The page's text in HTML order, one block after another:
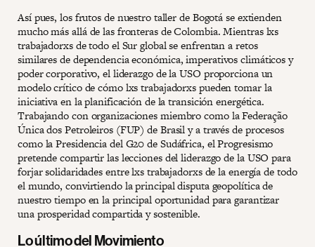
Así pues, los frutos de nuestro taller de Bogotá se extienden
mucho más allá de las fronteras de Colombia. Mientras lxs
trabajadorxs de todo el Sur global se enfrentan a retos
similares de dependencia económica, imperativos climáticos y
poder corporativo, el liderazgo de la USO proporciona un
modelo crítico de cómo lxs trabajadorxs pueden tomar la
iniciativa en la planificación de la transición energética.
Trabajando con organizaciones miembro como la Federação
Única dos Petroleiros (FUP) de Brasil y a través de procesos
como la Presidencia del G20 de Sudáfrica, el Progresismo
pretende compartir las lecciones del liderazgo de la USO para
forjar solidaridades entre lxs trabajadorxs de la energía de todo
el mundo, convirtiendo la principal disputa geopolítica de
nuestro tiempo en la principal oportunidad para garantizar
una prosperidad compartida y sostenible.
Lo último del Movimiento